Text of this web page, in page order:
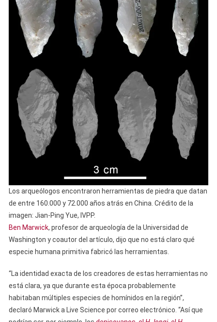
Los arqueólogos encontraron herramientas de piedra que datan
de entre 160.000 y 72.000 años atrás en China. Crédito de la
imagen: Jian-Ping Yue, IVPP.
Ben Marwick, profesor de arqueología de la Universidad de
Washington y coautor del artículo, dijo que no está claro qué
especie humana primitiva fabricó las herramientas.
“La identidad exacta de los creadores de estas herramientas no
está clara, ya que durante esta época probablemente
habitaban múltiples especies de homínidos en la región”,
declaró Marwick a Live Science por correo electrónico. “Así que